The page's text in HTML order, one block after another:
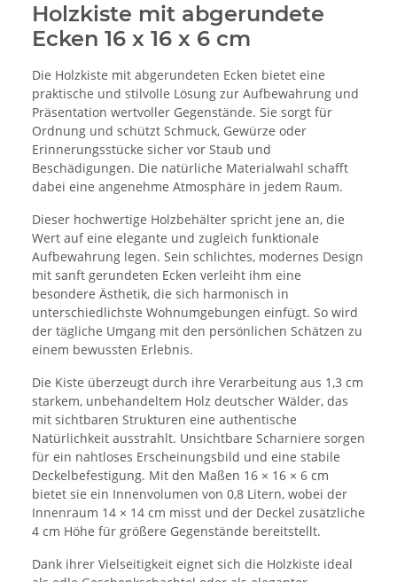
Holzkiste mit abgerundete
Ecken 16 x 16 x 6 cm
Die Holzkiste mit abgerundeten Ecken bietet eine
praktische und stilvolle Lösung zur Aufbewahrung und
Präsentation wertvoller Gegenstände. Sie sorgt für
Ordnung und schützt Schmuck, Gewürze oder
Erinnerungsstücke sicher vor Staub und
Beschädigungen. Die natürliche Materialwahl schafft
dabei eine angenehme Atmosphäre in jedem Raum.
Dieser hochwertige Holzbehälter spricht jene an, die
Wert auf eine elegante und zugleich funktionale
Aufbewahrung legen. Sein schlichtes, modernes Design
mit sanft gerundeten Ecken verleiht ihm eine
besondere Ästhetik, die sich harmonisch in
unterschiedlichste Wohnumgebungen einfügt. So wird
der tägliche Umgang mit den persönlichen Schätzen zu
einem bewussten Erlebnis.
Die Kiste überzeugt durch ihre Verarbeitung aus 1,3 cm
starkem, unbehandeltem Holz deutscher Wälder, das
mit sichtbaren Strukturen eine authentische
Natürlichkeit ausstrahlt. Unsichtbare Scharniere sorgen
für ein nahtloses Erscheinungsbild und eine stabile
Deckelbefestigung. Mit den Maßen 16 × 16 × 6 cm
bietet sie ein Innenvolumen von 0,8 Litern, wobei der
Innenraum 14 × 14 cm misst und der Deckel zusätzliche
4 cm Höhe für größere Gegenstände bereitstellt.
Dank ihrer Vielseitigkeit eignet sich die Holzkiste ideal